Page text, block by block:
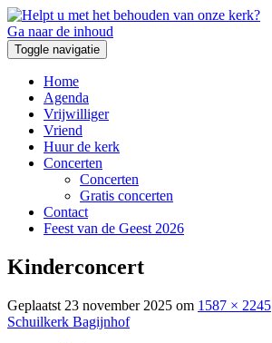
Ga naar de inhoud
Toggle navigatie
Home
Agenda
Vrijwilliger
Vriend
Huur de kerk
Concerten
Concerten
Gratis concerten
Contact
Feest van de Geest 2026
Kinderconcert
Geplaatst 23 november 2025 om 1587 × 2245
Schuilkerk Bagijnhof